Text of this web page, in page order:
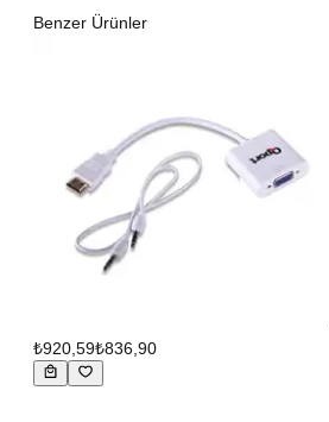
Benzer Ürünler
₺920,59₺836,90